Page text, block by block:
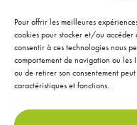
Pour offrir les meilleures
cookies pour stocker et/ou accéder
consentir à ces technologies nous
comportement de navigation ou les
ou de retirer son consentement
caractéristiques et fonctions.
NOS ANNONCES
JE CONFIGURE MA
12000 Rodez
Du lundi au vendredi : 8h-
/ 14h-18h
Le samedi : 9h-12h